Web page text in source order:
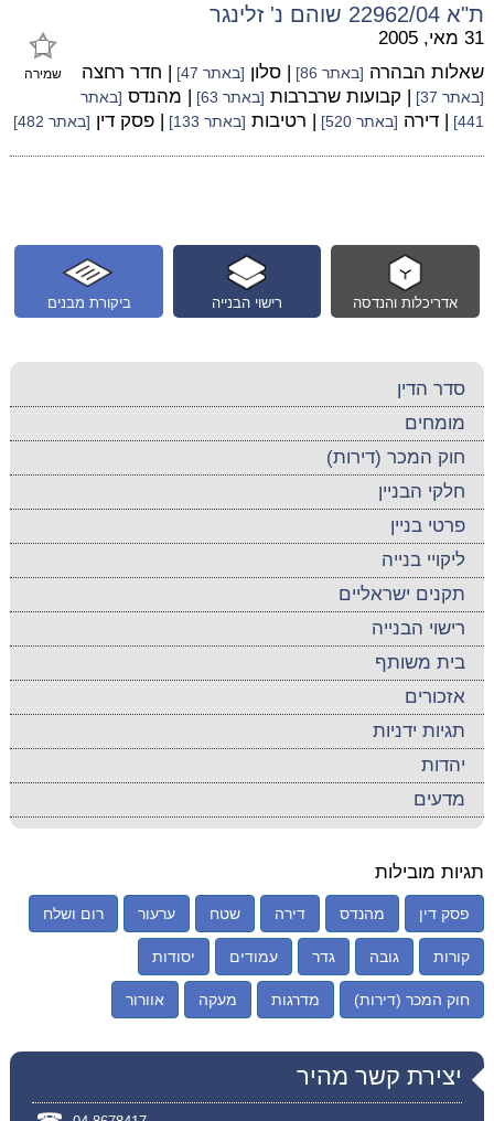
ת"א 22962/04 שוהם נ' זלינגר
שמירה
31 מאי, 2005
שאלות הבהרה [באתר 86] | סלון [באתר 47] | חדר רחצה
[באתר 37] | קבועות שרברבות [באתר 63] | מהנדס [באתר
441]
| דירה [באתר 520] | רטיבות [באתר 133] | פסק דין [באתר 482]
ביקורת מבנים רישוי הבנייה אדריכלות והנדסה
סדר הדין
מומחים
חוק המכר (דירות)
חלקי הבניין
פרטי בניין
ליקויי בנייה
תקנים ישראליים
רישוי הבנייה
בית משותף
אזכורים
תגיות ידניות
יהדות
מדעים
תגיות מובילות
פסק דין מהנדס דירה שטח ערעור רום ושלח
קורות גובה גדר עמודים יסודות
חוק המכר (דירות) מדרגות מעקה אוורור
יצירת קשר מהיר